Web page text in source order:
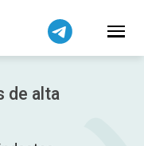
de alta